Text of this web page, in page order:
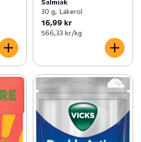
Salmiak
30 g, Läkerol
16,99 kr
566,33 kr /kg